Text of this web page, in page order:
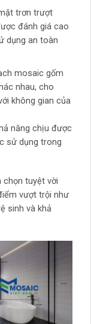
trơn trượt
đánh giá cao
dụng an toàn
mosaic gốm
nhau, cho
không gian của
năng chịu được
sử dụng trong
chọn tuyệt vời
vượt trội như
sinh và khả